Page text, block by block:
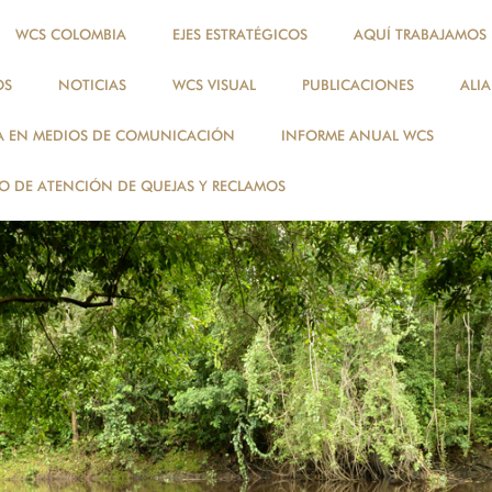
WCS COLOMBIA EJES ESTRATÉGICOS AQUÍ TRABAJAMOS
NOTICIAS WCS VISUAL PUBLICACIONES
EN MEDIOS DE COMUNICACIÓN INFORME ANUAL WCS
DE ATENCIÓN DE QUEJAS Y RECLAMOS